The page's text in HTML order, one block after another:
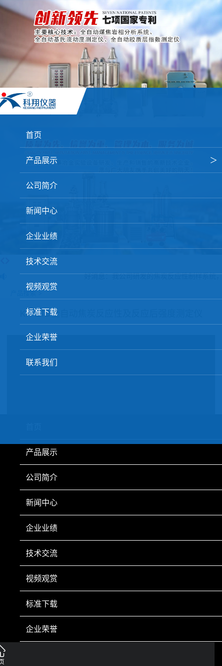
首页
产品展示 ＞
焦炭高温性能检测系统
球团矿/烧结矿/块矿高温冶金性能检测系统
高炉配吹煤检测设备
冶金渣、保护渣等高温物性检测设备
冶金石灰活性度测定仪
矿石、焦炭物理检测及制样设备
公司简介
新闻中心
企业业绩
技术交流
视频观赏
标准下载
企业荣誉
联系我们
好消息：我公司研发的焦炭反应性制样系统
产品搜索 >
KF-21D全自动焦炭反应性及反应后强度测定仪
产品展示
公司简介
新闻中心
企业业绩
技术交流
视频观赏
标准下载
企业荣誉
20001023号-1 营业执照
电话：0412-8252920 0412-8252930 传真：0412-8246602 手机：13050084
493 售后服务部：0412-8285080 新疆市场部 手机：18641242835 电话：0991-
3651089